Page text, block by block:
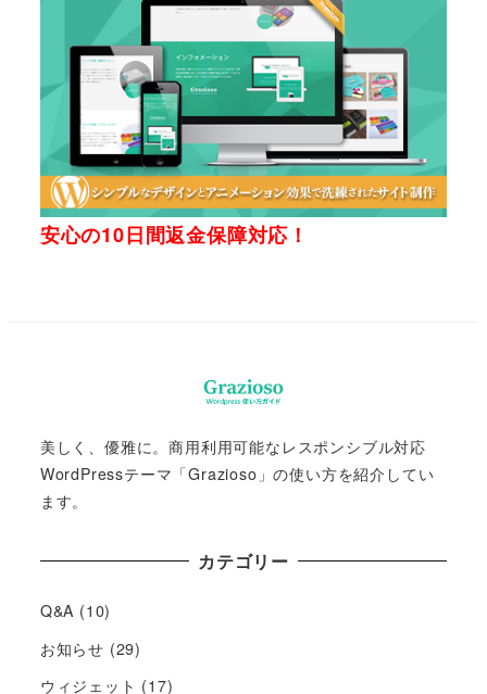
安心の10日間返金保障対応！
美しく、優雅に。商用利用可能なレスポンシブル対応
WordPressテーマ「Grazioso」の使い方を紹介してい
ます。
カテゴリー
Q&A (10)
お知らせ (29)
ウィジェット (17)